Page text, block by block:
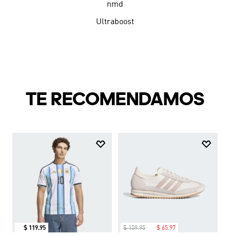
nmd
Ultraboost
TE RECOMENDAMOS
$ 119.95 $ 109.95 $ 65.97